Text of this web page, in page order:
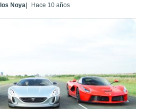
Noya Hace 10 años